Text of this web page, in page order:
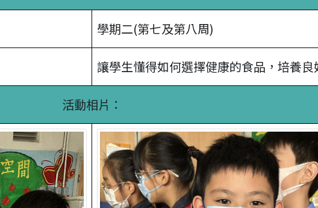
學期二(第七及第八周)
讓學生懂得如何選擇健康的食品，培養良
活動相片：